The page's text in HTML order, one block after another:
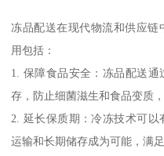
冻品配送在现代物流和供应
用包括：
1. 保障食品安全：冻品配送
存，防止细菌滋生和食品变质
2. 延长保质期：冷冻技术可
运输和长期储存成为可能，满